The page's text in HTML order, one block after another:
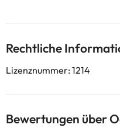
Klimaanlage, Wi-Fi-
eingerichtet.
Zu den Serviceleistungen
ein Außenpool auf dem Dach,
Geschäften, Restaurants,
Verkehrsverbindungen, und
Rechtliche
Lizenznummer: 1214
Bewertungen über